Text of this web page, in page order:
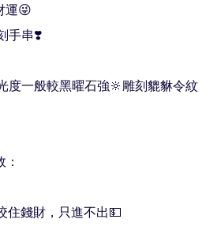
運😜
手串❣️
度一般較黑曜石強🔆雕刻貔貅令紋
住錢財，只進不出💵